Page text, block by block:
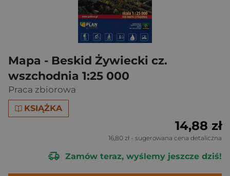
Mapa - Beskid Żywiecki cz.
wszchodnia 1:25 000
Praca zbiorowa
KSIĄŻKA
14,88 zł
16,80 zł - sugerowana cena detaliczna
Zamów teraz, wyślemy jeszcze dziś!